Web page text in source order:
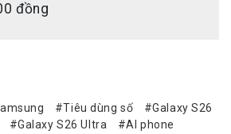
đồng
Tiêu dùng số
Galaxy S26
Galaxy S26 Ultra AI phone